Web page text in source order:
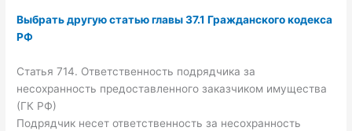
Выбрать другую статью главы 37.1 Гражданского кодекса
РФ
Статья 714. Ответственность подрядчика за
несохранность предоставленного заказчиком имущества
(ГК РФ)
Подрядчик несет ответственность за несохранность